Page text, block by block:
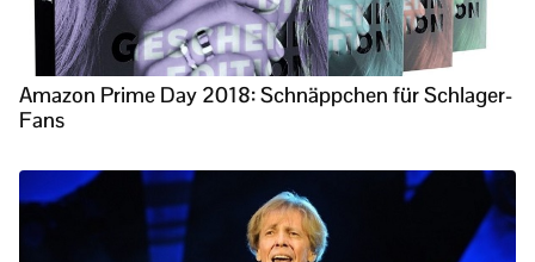
Amazon Prime Day 2018: Schnäppchen für Schlager-
Fans